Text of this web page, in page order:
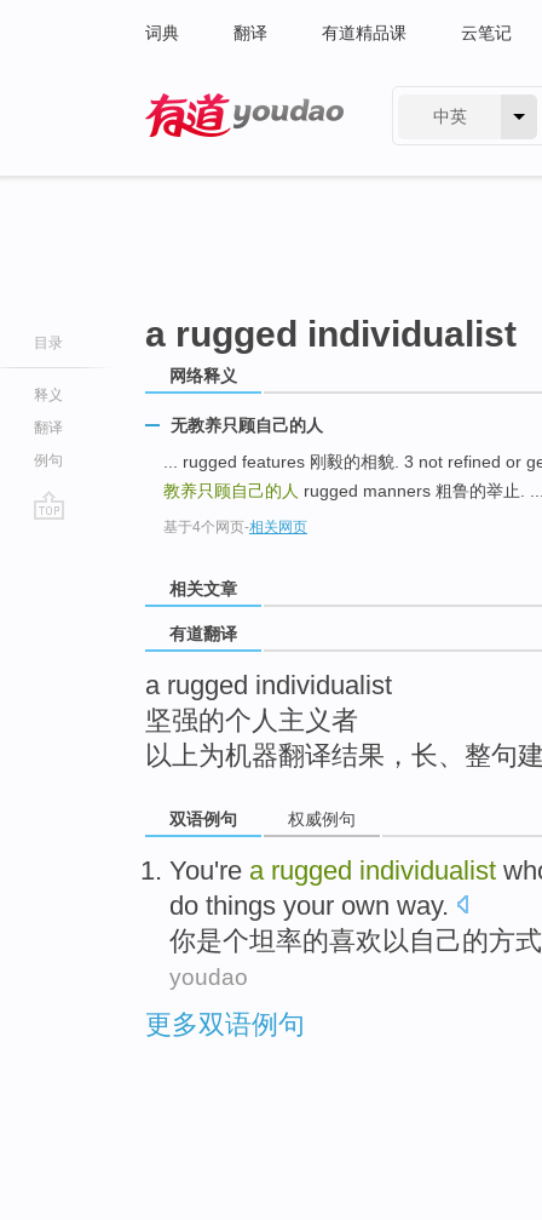
词典 翻译 有道精品课 云笔记
中英
目录
释义
翻译
例句
a rugged individualist
网络释义
无教养只顾自己的人
... rugged features 刚毅的相貌. 3 not refined or
教养只顾自己的人 rugged manners 粗鲁的举止.
基于4个网页-相关网页
相关文章
有道翻译
a rugged individualist
坚强的个人主义者
以上为机器翻译结果，长、整句
双语例句 权威例句
You're a rugged individualist
do things your own way.
你是个坦率的喜欢 以 自己的方式
youdao
更多双语例句